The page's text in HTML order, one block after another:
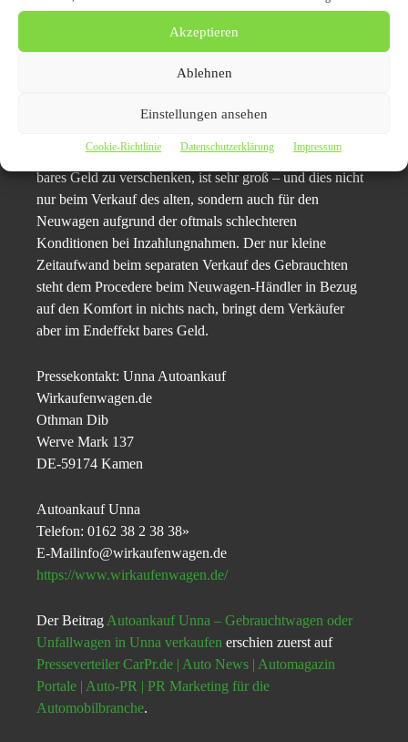
Akzeptieren
Ablehnen
Einstellungen ansehen
Cookie-Richtlinie Datenschutzerklärung Impressum
Ist man auch im Fall eines geplanten Neuwagen-Kaufs
Zahlung zu geben, sollte man sich dennoch vor Augen
Variante in aller Regel nicht die beste ist. Die Gefahr,
bares Geld zu verschenken, ist sehr groß – und dies nicht
nur beim Verkauf des alten, sondern auch für den
Neuwagen aufgrund der oftmals schlechteren
Konditionen bei Inzahlungnahmen. Der nur kleine
Zeitaufwand beim separaten Verkauf des Gebrauchten
steht dem Procedere beim Neuwagen-Händler in Bezug
auf den Komfort in nichts nach, bringt dem Verkäufer
aber im Endeffekt bares Geld.
Pressekontakt: Unna Autoankauf
Wirkaufenwagen.de
Othman Dib
Werve Mark 137
DE-59174 Kamen
Autoankauf Unna
Telefon: 0162 38 2 38 38»
E-Mailinfo@wirkaufenwagen.de
https://www.wirkaufenwagen.de/
Der BeitragAutoankauf Unna – Gebrauchtwagen oder
Unfallwagen in Unna verkaufen erschien zuerst auf
Presseverteiler CarPr.de | Auto News | Automagazin
Portale | Auto-PR | PR Marketing für die
Automobilbranche.